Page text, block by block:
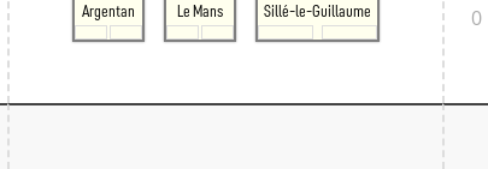
Argentan Le Mans Sillé-le-Guillaume 0